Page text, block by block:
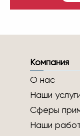
Компания
О нас
Наши
Сферы
Наши